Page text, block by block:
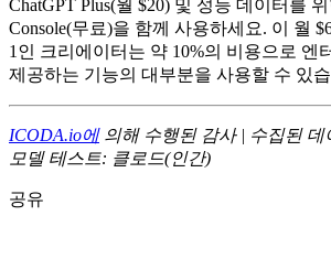
ChatGPT Plus(월 $20) 및 성능 데이터를 위
Console(무료)을 함께 사용하세요. 이 월
1인 크리에이터는 약 10%의 비용으로 엔
제공하는 기능의 대부분을 사용할 수 있
ICODA.io에의해 수행된 감사 | 수집된 데
모델 테스트: 클로드(인간)
공유